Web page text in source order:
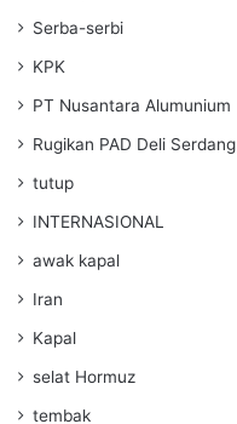
Serba-serbi
KPK
PT Nusantara Alumunium
Rugikan PAD Deli Serdang
tutup
INTERNASIONAL
awak kapal
Iran
Kapal
selat Hormuz
tembak